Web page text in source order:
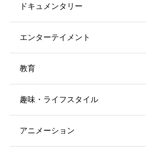
ドキュメンタリー
エンターテイメント
教育
趣味・ライフスタイル
アニメーション